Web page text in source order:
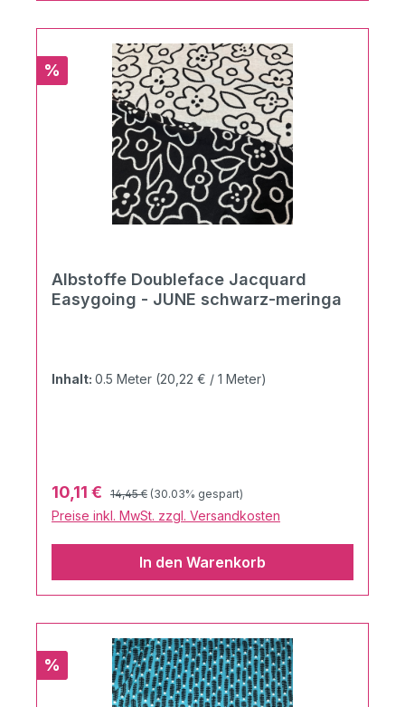
Rabatt
%
Albstoffe Doubleface Jacquard
Easygoing - JUNE schwarz-meringa
Inhalt: 0.5 Meter (20,22 € / 1 Meter)
Verkaufspreis:
10,11 € Regulärer Preis:
14,45 € (30.03% gespart)
Preise inkl. MwSt. zzgl. Versandkosten
In den Warenkorb
Rabatt
%